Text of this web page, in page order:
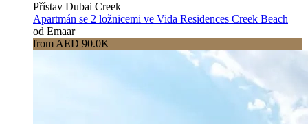
Přístav Dubai Creek
Apartmán se 2 ložnicemi ve Vida Residences Creek Beach
od Emaar
from AED 90.0K